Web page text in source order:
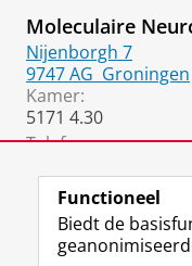
Moleculaire
Nijenborgh 7
9747 AG Groningen
Kamer:
5171 4.30
Telefoon:
Functioneel
Biedt de